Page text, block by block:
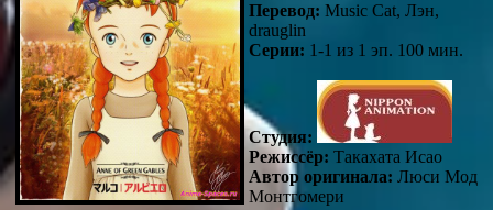
Перевод: Music Cat, Лэн,
drauglin
Серии: 1-1 из 1 эп. 100 мин.
Студия:
Режиссёр: Такахата Исао
Автор оригинала: Люси Мод
Монтгомери